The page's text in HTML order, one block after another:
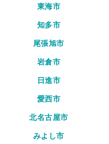
東海市
知多市
尾張旭市
岩倉市
日進市
愛西市
北名古屋市
みよし市